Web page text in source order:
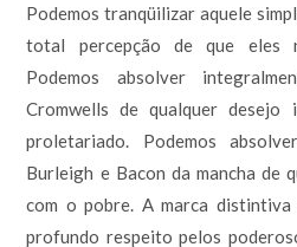
Podemos tranqüilizar aquele
total percepção de que eles
Podemos absolver
Cromwells de qualquer desejo
proletariado. Podemos
Burleigh e Bacon da mancha de
com o pobre. A marca
profundo respeito pelos